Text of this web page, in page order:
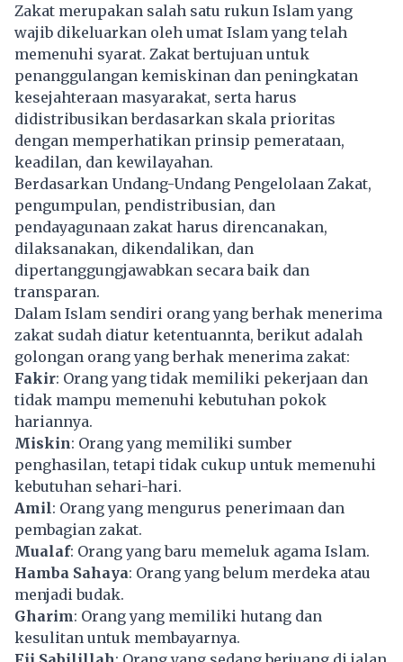
Zakat merupakan salah satu rukun Islam yang
wajib dikeluarkan oleh umat Islam yang telah
memenuhi syarat. Zakat bertujuan untuk
penanggulangan kemiskinan dan peningkatan
kesejahteraan masyarakat, serta harus
didistribusikan berdasarkan skala prioritas
dengan memperhatikan prinsip pemerataan,
keadilan, dan kewilayahan.
Berdasarkan Undang-Undang Pengelolaan Zakat,
pengumpulan, pendistribusian, dan
pendayagunaan zakat harus direncanakan,
dilaksanakan, dikendalikan, dan
dipertanggungjawabkan secara baik dan
transparan.
Dalam Islam sendiri orang yang berhak menerima
zakat sudah diatur ketentuannta, berikut adalah
golongan orang yang berhak menerima zakat:
Fakir: Orang yang tidak memiliki pekerjaan dan
tidak mampu memenuhi kebutuhan pokok
hariannya.
Miskin: Orang yang memiliki sumber
penghasilan, tetapi tidak cukup untuk memenuhi
kebutuhan sehari-hari.
Amil: Orang yang mengurus penerimaan dan
pembagian zakat.
Mualaf: Orang yang baru memeluk agama Islam.
Hamba Sahaya: Orang yang belum merdeka atau
menjadi budak.
Gharim: Orang yang memiliki hutang dan
kesulitan untuk membayarnya.